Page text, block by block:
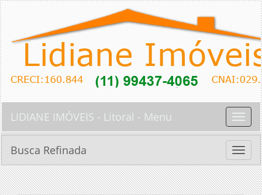
Toggle
LIDIANE IMÓVEIS - Litoral - Menu
Toggle
Busca Refinada